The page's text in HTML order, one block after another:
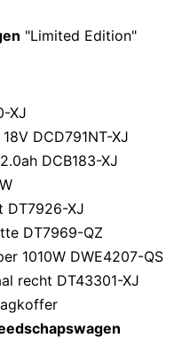
"Limited Edition"
XJ
DCD791NT-XJ
DCB183-XJ
DT7926-XJ
DT7969-QZ
1010W DWE4207-QS
recht DT43301-XJ